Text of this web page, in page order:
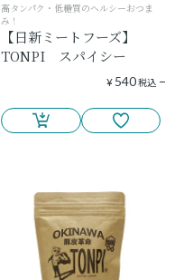
高タンパク・低糖質のヘルシーおつま
み！
【日新ミートフーズ】
TONPI スパイシー
¥ 540税込